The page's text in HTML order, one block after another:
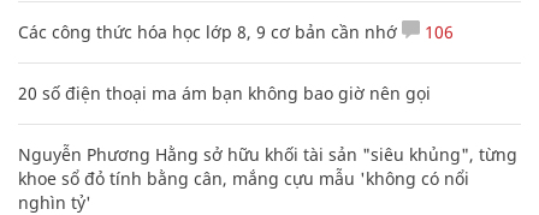
Các công thức hóa học lớp 8, 9 cơ bản cần nhớ 106
20 số điện thoại ma ám bạn không bao giờ nên gọi
Nguyễn Phương Hằng sở hữu khối tài sản "siêu khủng", từng
khoe sổ đỏ tính bằng cân, mắng cựu mẫu 'không có nổi
nghìn tỷ'